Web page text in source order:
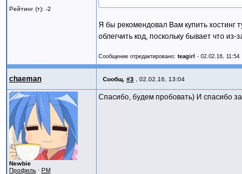
Рейтинг (т): -2
Я бы рекомендовал Вам купить хостинг
облегчить код, поскольку бывает что
Сообщение отредактировано: teagirl - 02.02.16, 11:54
chaeman Сообщ. #3 02.02.16, 13:04
Newbie
Профиль · PM
Спасибо, будем пробовать) И спасибо